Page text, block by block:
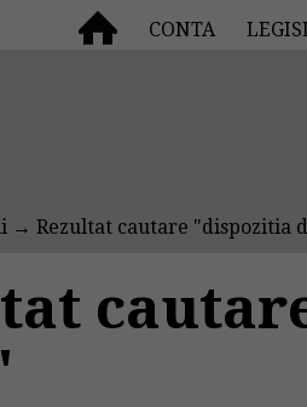
CONTA
→ Rezultat cautare "dispozitia